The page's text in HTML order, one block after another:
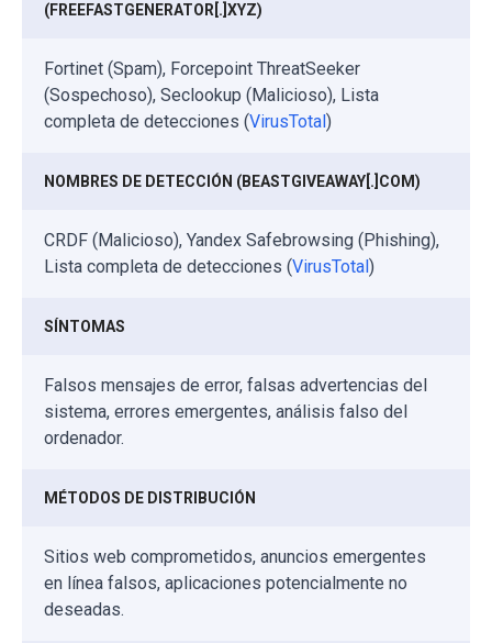
(FREEFASTGENERATOR[.]XYZ)
Fortinet (Spam), Forcepoint ThreatSeeker
(Sospechoso), Seclookup (Malicioso), Lista
completa de detecciones (VirusTotal)
NOMBRES DE DETECCIÓN (BEASTGIVEAWAY[.]COM)
CRDF (Malicioso), Yandex Safebrowsing (Phishing),
Lista completa de detecciones (VirusTotal)
SÍNTOMAS
Falsos mensajes de error, falsas advertencias del
sistema, errores emergentes, análisis falso del
ordenador.
MÉTODOS DE DISTRIBUCIÓN
Sitios web comprometidos, anuncios emergentes
en línea falsos, aplicaciones potencialmente no
deseadas.